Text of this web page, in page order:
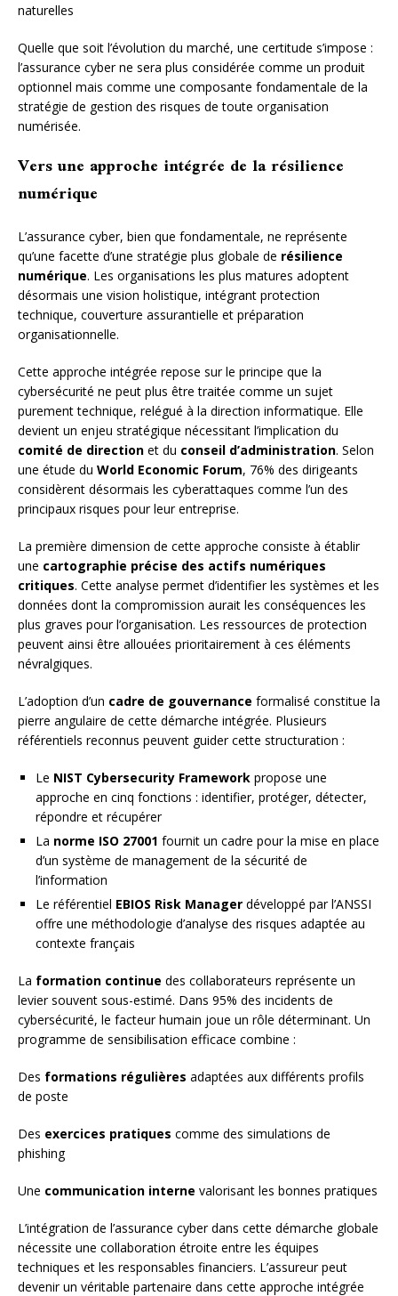
naturelles
Quelle que soit l’évolution du marché, une certitude s’impose :
l’assurance cyber ne sera plus considérée comme un produit
optionnel mais comme une composante fondamentale de la
stratégie de gestion des risques de toute organisation
numérisée.
Vers une approche intégrée de la résilience
numérique
L’assurance cyber, bien que fondamentale, ne représente
qu’une facette d’une stratégie plus globale de résilience
numérique. Les organisations les plus matures adoptent
désormais une vision holistique, intégrant protection
technique, couverture assurantielle et préparation
organisationnelle.
Cette approche intégrée repose sur le principe que la
cybersécurité ne peut plus être traitée comme un sujet
purement technique, relégué à la direction informatique. Elle
devient un enjeu stratégique nécessitant l’implication du
comité de direction et du conseil d’administration. Selon
une étude du World Economic Forum, 76% des dirigeants
considèrent désormais les cyberattaques comme l’un des
principaux risques pour leur entreprise.
La première dimension de cette approche consiste à établir
une cartographie précise des actifs numériques
critiques. Cette analyse permet d’identifier les systèmes et les
données dont la compromission aurait les conséquences les
plus graves pour l’organisation. Les ressources de protection
peuvent ainsi être allouées prioritairement à ces éléments
névralgiques.
L’adoption d’un cadre de gouvernance formalisé constitue la
pierre angulaire de cette démarche intégrée. Plusieurs
référentiels reconnus peuvent guider cette structuration :
Le NIST Cybersecurity Framework propose une
approche en cinq fonctions : identifier, protéger, détecter,
répondre et récupérer
La norme ISO 27001 fournit un cadre pour la mise en place
d’un système de management de la sécurité de
l’information
Le référentiel EBIOS Risk Manager développé par l’ANSSI
offre une méthodologie d’analyse des risques adaptée au
contexte français
La formation continue des collaborateurs représente un
levier souvent sous-estimé. Dans 95% des incidents de
cybersécurité, le facteur humain joue un rôle déterminant. Un
programme de sensibilisation efficace combine :
Des formations régulières adaptées aux différents profils
de poste
Des exercices pratiques comme des simulations de
phishing
Une communication interne valorisant les bonnes pratiques
L’intégration de l’assurance cyber dans cette démarche globale
nécessite une collaboration étroite entre les équipes
techniques et les responsables financiers. L’assureur peut
devenir un véritable partenaire dans cette approche intégrée